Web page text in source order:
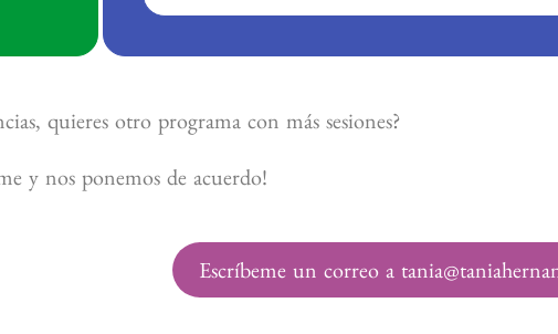
quieres otro programa con más sesiones?
y nos ponemos de acuerdo!
Escríbeme un correo a